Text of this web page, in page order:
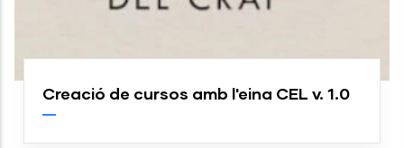
Creació de cursos amb l'eina CEL v. 1.0